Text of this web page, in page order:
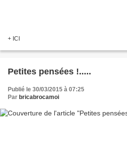
+ ICI
Petites pensées !.....
Publié le 30/03/2015 à 07:25
Par bricabrocamoi